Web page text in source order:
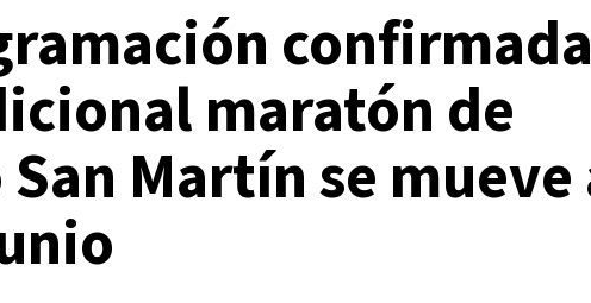
maratón de
Martín se mueve